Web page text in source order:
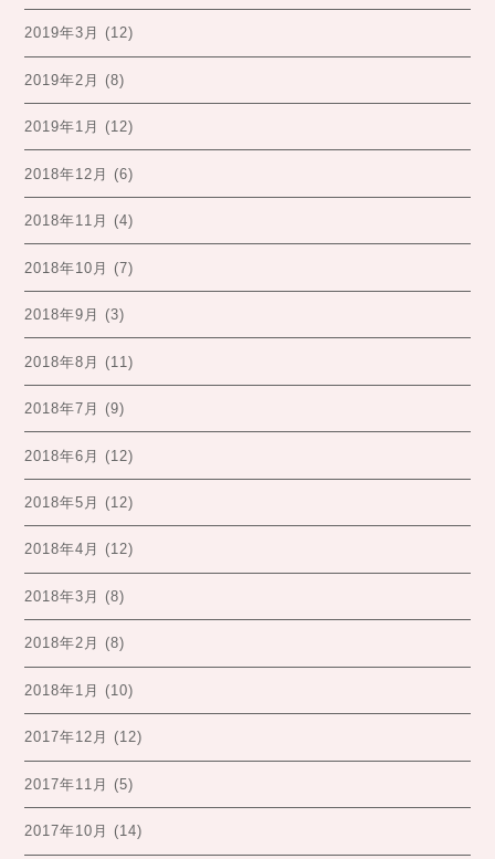
2019年3月 (12)
2019年2月 (8)
2019年1月 (12)
2018年12月 (6)
2018年11月 (4)
2018年10月 (7)
2018年9月 (3)
2018年8月 (11)
2018年7月 (9)
2018年6月 (12)
2018年5月 (12)
2018年4月 (12)
2018年3月 (8)
2018年2月 (8)
2018年1月 (10)
2017年12月 (12)
2017年11月 (5)
2017年10月 (14)